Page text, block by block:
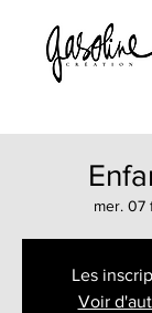
mer. 07
Les
Voir